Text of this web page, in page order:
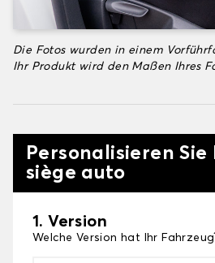
Die Fotos wurden in einem
Ihr Produkt wird den Maßen Ihres
Personalisieren Sie
siège auto
1. Version
Welche Version hat Ihr